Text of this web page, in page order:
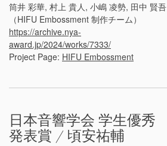
筒井 彩華, 村上 貴人, 小嶋 凌勢, 田中 賢吾
（HIFU Embossment 制作チーム）
https://archive.nya-
award.jp/2024/works/7333/
Project Page: HIFU Embossment
日本音響学会 学生優秀
発表賞 / 頃安祐輔